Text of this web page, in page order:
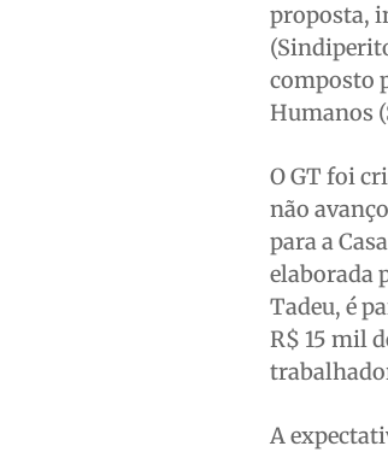
proposta,
composto
Humanos
O GT foi
não
para a
elaborada
Tadeu, é
R$ 15 mil
A